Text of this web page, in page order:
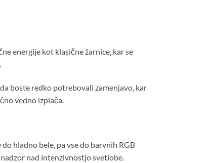
energije kot klasične žarnice, kar se
boste redko potrebovali zamenjavo, kar
vedno izplača.
hladno bele, pa vse do barvnih RGB
nad intenzivnostjo svetlobe.